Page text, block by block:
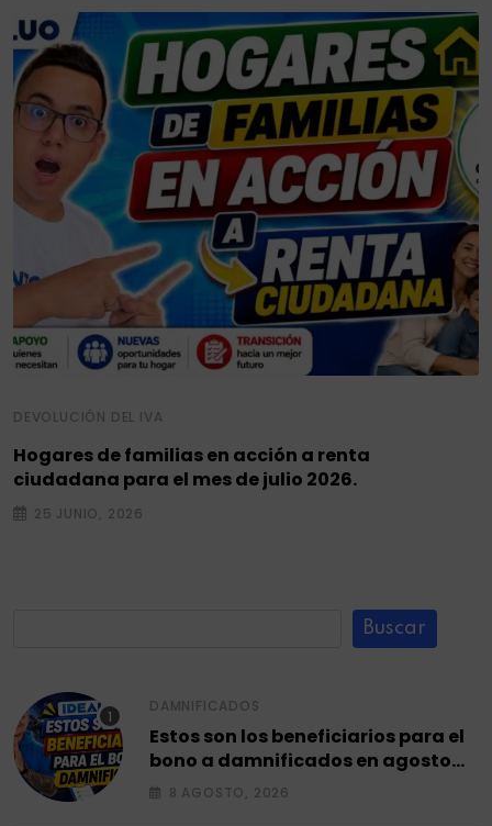
DEVOLUCIÓN DEL IVA
Hogares de familias en acción a renta
ciudadana para el mes de julio 2026.
25 JUNIO, 2026
Buscar
DAMNIFICADOS
Estos son los beneficiarios para el
bono a damnificados en agosto
2026.
8 AGOSTO, 2026